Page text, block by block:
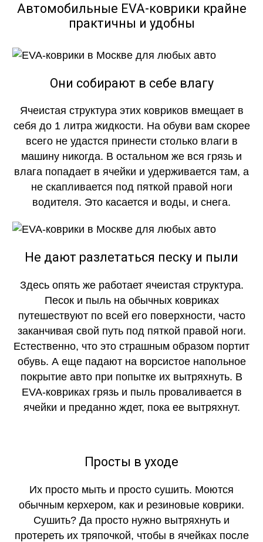
Автомобильные EVA-коврики крайне
практичны и удобны
Они собирают в себе влагу
Ячеистая структура этих ковриков вмещает в
себя до 1 литра жидкости. На обуви вам скорее
всего не удастся принести столько влаги в
машину никогда. В остальном же вся грязь и
влага попадает в ячейки и удерживается там, а
не скапливается под пяткой правой ноги
водителя. Это касается и воды, и снега.
Не дают разлетаться песку и пыли
Здесь опять же работает ячеистая структура.
Песок и пыль на обычных ковриках
путешествуют по всей его поверхности, часто
заканчивая свой путь под пяткой правой ноги.
Естественно, что это страшным образом портит
обувь. А еще падают на ворсистое напольное
покрытие авто при попытке их вытряхнуть. В
EVA-ковриках грязь и пыль проваливается в
ячейки и преданно ждет, пока ее вытряхнут.
Просты в уходе
Их просто мыть и просто сушить. Моются
обычным керхером, как и резиновые коврики.
Сушить? Да просто нужно вытряхнуть и
протереть их тряпочкой, чтобы в ячейках после